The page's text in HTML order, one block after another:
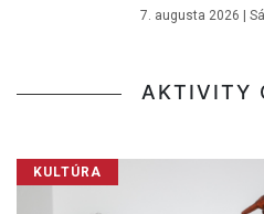
7. augusta 2026
AKTIVITY
KULTÚRA